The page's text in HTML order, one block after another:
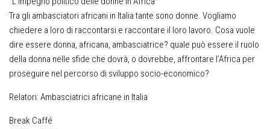
Tra gli ambasciatori africani in Italia tante sono donne. Vogliamo
chiedere a loro di raccontarsi e raccontare il loro lavoro. Cosa vuole
dire essere donna, africana, ambasciatrice? quale può essere il ruolo
della donna nelle sfide che dovrà, o dovrebbe, affrontare l’Africa per
proseguire nel percorso di sviluppo socio-economico?
Relatori: Ambasciatrici africane in Italia
Break Caffé